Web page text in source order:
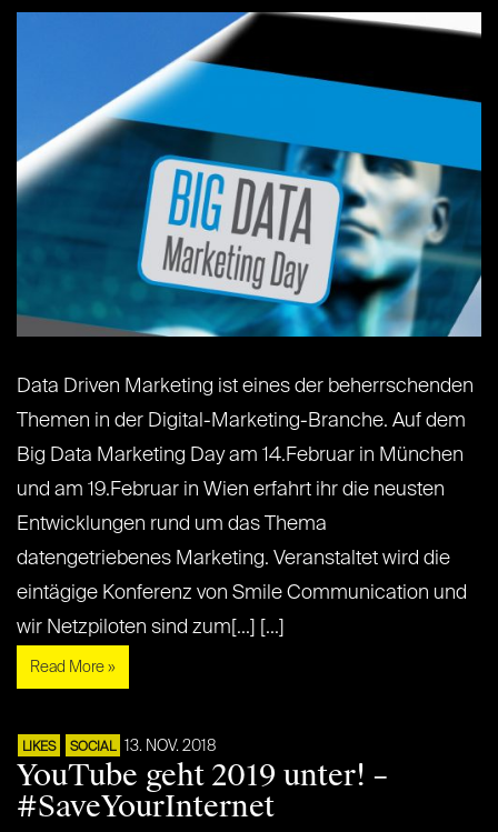
Data Driven Marketing ist eines der beherrschenden
Themen in der Digital-Marketing-Branche. Auf dem
Big Data Marketing Day am 14.Februar in München
und am 19.Februar in Wien erfahrt ihr die neusten
Entwicklungen rund um das Thema
datengetriebenes Marketing. Veranstaltet wird die
eintägige Konferenz von Smile Communication und
wir Netzpiloten sind zum[...] [...]
Read More »
LIKES SOCIAL 13. NOV. 2018
YouTube geht 2019 unter! –
#SaveYourInternet